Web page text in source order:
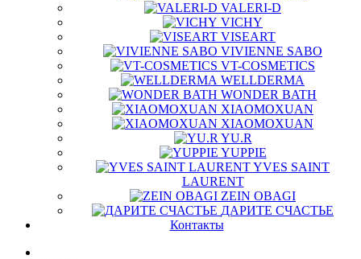
VALERI-D
VICHY
VISEART
VIVIENNE SABO
VT-COSMETICS
WELLDERMA
WONDER BATH
XIAOMOXUAN
XIAOMOXUAN
YU.R
YUPPIE
YVES SAINT
LAURENT
ZEIN OBAGI
ДАРИТЕ СЧАСТЬЕ
Контакты